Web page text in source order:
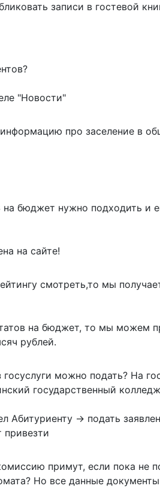
записи в гостевой
"Новости"
про заселение в
бюджет нужно подходить и
на сайте!
смотреть,то мы
на бюджет, то мы можем
рублей.
можно подать? На
государственный
-> подать
привезти
примут, если пока не
Но все данные